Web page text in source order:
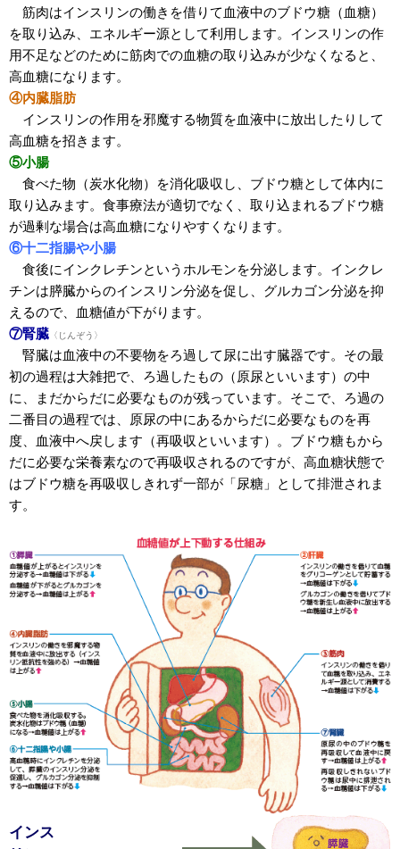
筋肉はインスリンの働きを借りて血液中のブドウ糖（血糖）
を取り込み、エネルギー源として利用します。インスリンの作
用不足などのために筋肉での血糖の取り込みが少なくなると、
高血糖になります。
④内臓脂肪
インスリンの作用を邪魔する物質を血液中に放出したりして
高血糖を招きます。
⑤小腸
食べた物（炭水化物）を消化吸収し、ブドウ糖として体内に
取り込みます。食事療法が適切でなく、取り込まれるブドウ糖
が過剰な場合は高血糖になりやすくなります。
⑥十二指腸や小腸
食後にインクレチンというホルモンを分泌します。インクレ
チンは膵臓からのインスリン分泌を促し、グルカゴン分泌を抑
えるので、血糖値が下がります。
⑦腎臓 〈じんぞう〉
腎臓は血液中の不要物をろ過して尿に出す臓器です。その最
初の過程は大雑把で、ろ過したもの（原尿といいます）の中
に、まだからだに必要なものが残っています。そこで、ろ過の
二番目の過程では、原尿の中にあるからだに必要なものを再
度、血液中へ戻します（再吸収といいます）。ブドウ糖もから
だに必要な栄養素なので再吸収されるのですが、高血糖状態で
はブドウ糖を再吸収しきれず一部が「尿糖」として排泄されま
す。
インス